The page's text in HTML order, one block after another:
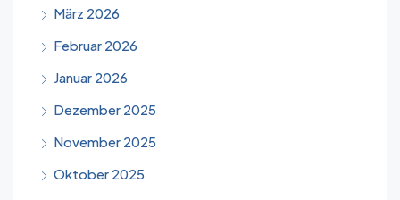
März 2026
Februar 2026
Januar 2026
Dezember 2025
November 2025
Oktober 2025